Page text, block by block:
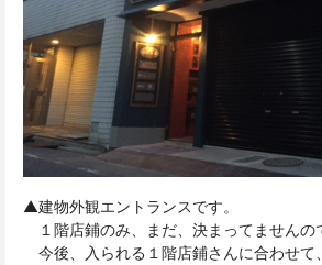
▲建物外観エントランスです。
１階店鋪のみ、まだ、決まってませんの
今後、入られる１階店鋪さんに合わせて